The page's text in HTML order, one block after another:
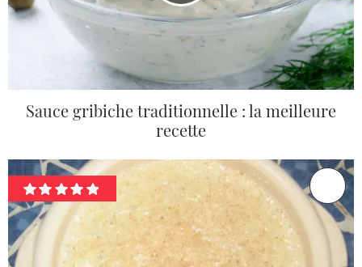
Sauce gribiche traditionnelle : la meilleure
recette